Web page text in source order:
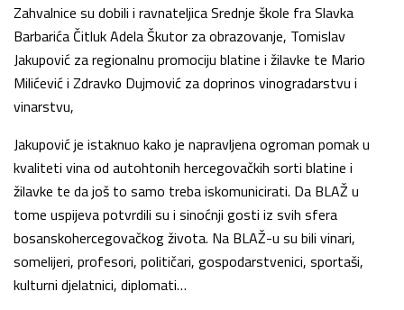
Zahvalnice su dobili i ravnateljica Srednje škole fra Slavka
Barbarića Čitluk Adela Škutor za obrazovanje, Tomislav
Jakupović za regionalnu promociju blatine i žilavke te Mario
Milićević i Zdravko Dujmović za doprinos vinogradarstvu i
vinarstvu,
Jakupović je istaknuo kako je napravljena ogroman pomak u
kvaliteti vina od autohtonih hercegovačkih sorti blatine i
žilavke te da još to samo treba iskomunicirati. Da BLAŽ u
tome uspijeva potvrdili su i sinoćnji gosti iz svih sfera
bosanskohercegovačkog života. Na BLAŽ-u su bili vinari,
somelijeri, profesori, političari, gospodarstvenici, sportaši,
kulturni djelatnici, diplomati…